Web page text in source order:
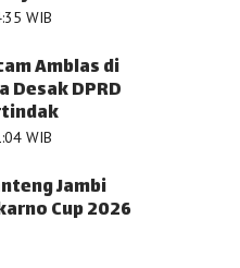
WIB
Amblas di
Desak DPRD
WIB
Jambi
Cup 2026